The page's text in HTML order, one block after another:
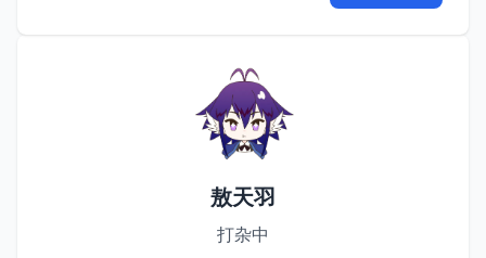
敖天羽
打杂中